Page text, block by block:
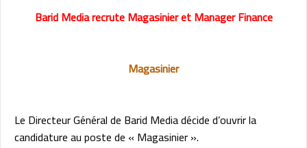
Barid Media recrute Magasinier et Manager Finance
Magasinier
Le Directeur Général de Barid Media décide d’ouvrir la
candidature au poste de « Magasinier ».